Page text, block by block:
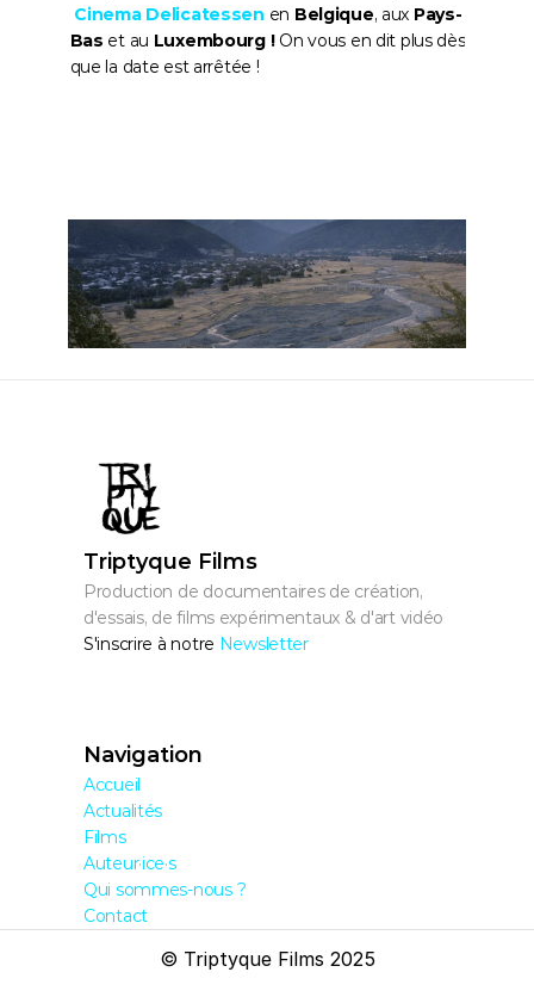
Cinema Delicatessen en Belgique, aux Pays-
Bas et au Luxembourg ! On vous en dit plus dès
que la date est arrêtée !
Triptyque Films
Production de documentaires de création,
d'essais, de films expérimentaux & d'art vidéo
S'inscrire à notre Newsletter
Navigation
Accueil
Actualités
Films
Auteur·ice·s
Qui sommes-nous ?
Contact
© Triptyque Films 2025